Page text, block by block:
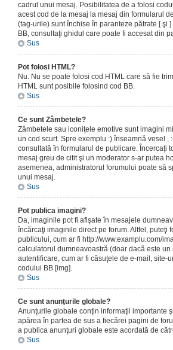
cadrul unui mesaj. Posibilitatea de a folosi
acest cod de la mesaj la mesaj din formularul
(tag-urile) sunt închise în paranteze pătrate [ şi
BB, consultaţi ghidul care poate fi accesat din
Sus
Pot folosi HTML?
Nu. Nu se poate folosi cod HTML care să fie
HTML sunt posibile folosind cod BB.
Sus
Ce sunt Zâmbetele?
Zâmbetele sau iconiţele emotive sunt imagini
un cod scurt. Spre exemplu :) înseamnă vesel
consultată în formularul de publicare. Încercaţi
mesaj greu de citit şi un moderator s-ar putea
asemenea, administratorul forumului poate să
unui mesaj.
Sus
Pot publica imagini?
Da, imaginile pot fi afişate în mesajele
încărcaţi imaginile direct pe forum. Altfel,
publicului, cum ar fi http://www.examplu.com/
calculatorul dumneavoastră (doar dacă este
autentificare, cum ar fi căsuţele de e-mail, site-
codului BB [img].
Sus
Ce sunt anunţurile globale?
Anunţurile globale conţin informaţii importante
apărea în partea de sus a fiecărei pagini de
a publica anunţuri globale este acordată de
Sus